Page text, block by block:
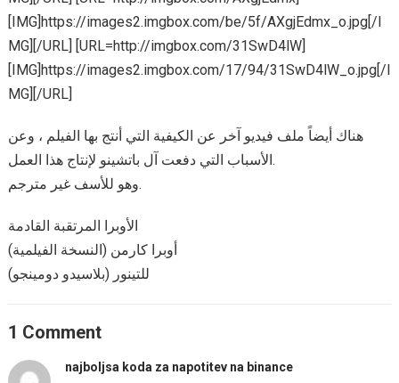
[IMG]https://images2.imgbox.com/be/5f/AXgjEdmx_o.jpg[/I
MG][/URL] [URL=http://imgbox.com/31SwD4lW]
[IMG]https://images2.imgbox.com/17/94/31SwD4lW_o.jpg[/I
MG][/URL]
هناك أيضاً ملف فيديو آخر عن الكيفية التي أنتج بها الفيلم ، وعن
الأسباب التي دفعت آل باتشينو لإنتاج هذا العمل.
وهو للأسف غير مترجم.
الأوبرا المرتقبة القادمة
أوبرا كارمن (النسخة الفيلمية)
للتينور (بلاسيدو دومينجو)
1 Comment
najboljsa koda za napotitev na binance